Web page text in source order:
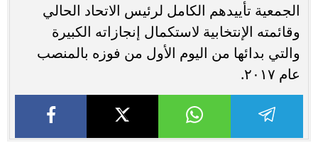
الجمعية تأييدهم الكامل لرئيس الاتحاد الحالي
وقائمته الإنتخابية لاستكمال إنجازاته الكبيرة
والتي بدائها من اليوم الأول من فوزه بالمنصب
عام ٢٠١٧.